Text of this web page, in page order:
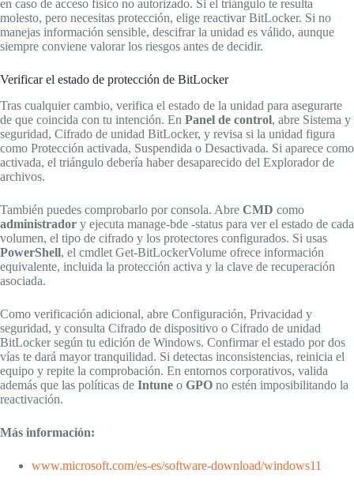
en caso de acceso físico no autorizado. Si el triángulo te resulta
molesto, pero necesitas protección, elige reactivar BitLocker. Si no
manejas información sensible, descifrar la unidad es válido, aunque
siempre conviene valorar los riesgos antes de decidir.
Verificar el estado de protección de BitLocker
Tras cualquier cambio, verifica el estado de la unidad para asegurarte
de que coincida con tu intención. En Panel de control, abre Sistema y
seguridad, Cifrado de unidad BitLocker, y revisa si la unidad figura
como Protección activada, Suspendida o Desactivada. Si aparece como
activada, el triángulo debería haber desaparecido del Explorador de
archivos.
También puedes comprobarlo por consola. Abre CMD como
administrador y ejecuta manage-bde -status para ver el estado de cada
volumen, el tipo de cifrado y los protectores configurados. Si usas
PowerShell, el cmdlet Get-BitLockerVolume ofrece información
equivalente, incluida la protección activa y la clave de recuperación
asociada.
Como verificación adicional, abre Configuración, Privacidad y
seguridad, y consulta Cifrado de dispositivo o Cifrado de unidad
BitLocker según tu edición de Windows. Confirmar el estado por dos
vías te dará mayor tranquilidad. Si detectas inconsistencias, reinicia el
equipo y repite la comprobación. En entornos corporativos, valida
además que las políticas de Intune o GPO no estén imposibilitando la
reactivación.
Más información:
www.microsoft.com/es-es/software-download/windows11